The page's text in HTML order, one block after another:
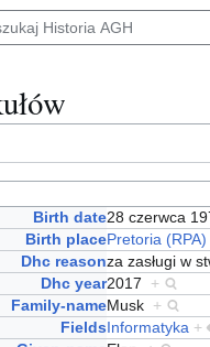
Birth date28 czerwca
Birth placePretoria (RPA)
Dhc reasonza zasługi w
Dhc year2017
+
Family-nameMusk +
FieldsInformatyka +